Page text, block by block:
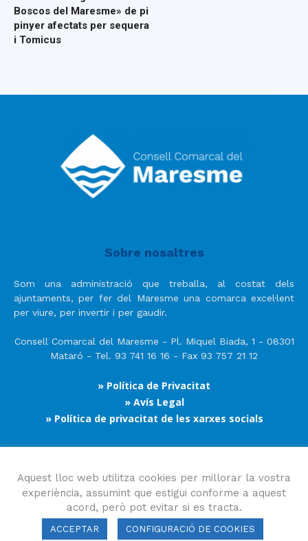
Boscos del Maresme» de pi
pinyer afectats per sequera
i Tomicus
Sobre nosaltres
Som una administració que treballa, al costat dels
ajuntaments, per fer del Maresme una comarca excel·lent
per viure, per invertir i per gaudir.
Consell Comarcal del Maresme - Pl. Miquel Biada, 1 - 08301
Mataró - Tel. 93 741 16 16 - Fax 93 757 21 12
» Política de Privacitat
» Avís Legal
» Política de privacitat de les xarxes socials
Segueix-nos
Aquest lloc web utilitza cookies per millorar la vostra
experiència, assumint que estigui conforme a aquest
acord, però pot evitar si es tracta.
ACCEPTAR CONFIGURACIÓ DE COOKIES